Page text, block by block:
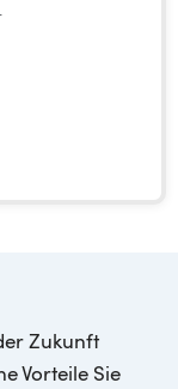
Zukunft
Vorteile Sie